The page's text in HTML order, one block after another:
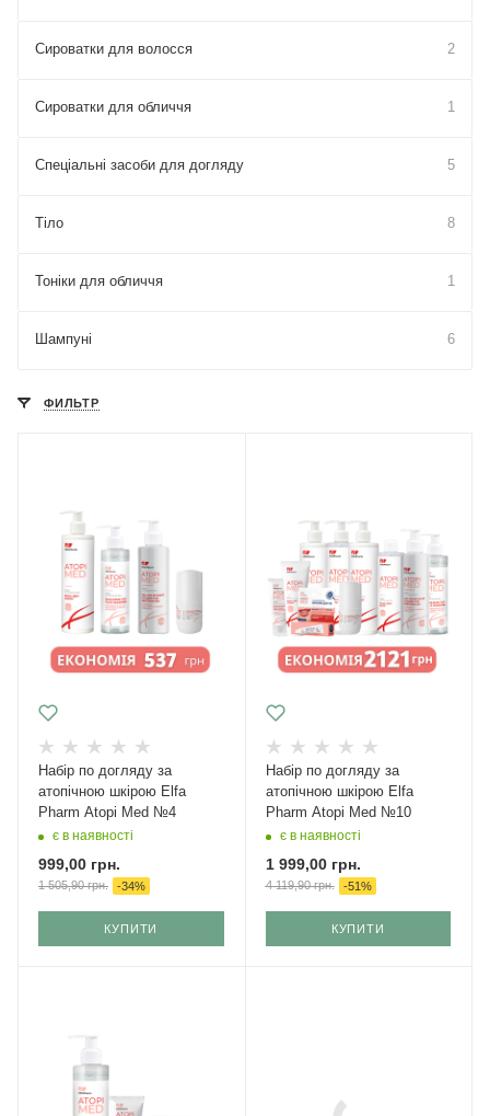
Сироватки для волосся 2
Сироватки для обличчя 1
Спеціальні засоби для догляду 5
Тіло 8
Тоніки для обличчя 1
Шампуні 6
ФИЛЬТР
Набір по догляду за
атопічною шкірою Elfa
Pharm Atopi Med №4
є в наявності
999,00 грн.
1 505,90грн. -34%
КУПИТИ
Набір по догляду за
атопічною шкірою Elfa
Pharm Atopi Med №10
є в наявності
1 999,00грн.
4 119,90грн. -51%
КУПИТИ